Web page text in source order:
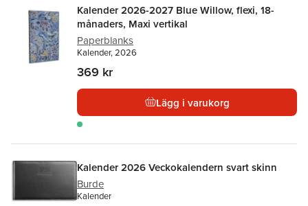
Kalender 2026-2027 Blue Willow, flexi, 18-
månaders, Maxi vertikal
Paperblanks
Kalender, 2026
369 kr
Lägg i varukorg
Kalender 2026 Veckokalendern svart skinn
Burde
Kalender